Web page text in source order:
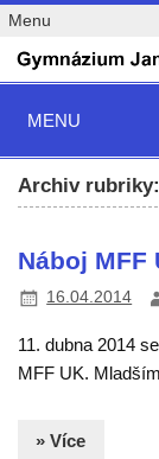
Menu
MENU
Archiv rubriky:
Náboj MFF
16.04.2014
11. dubna 2014
MFF UK.
» Více